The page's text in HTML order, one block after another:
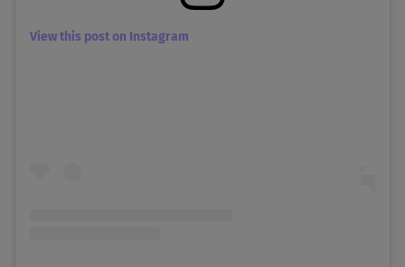
View this post on Instagram